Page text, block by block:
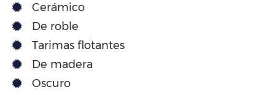
Cerámico
De roble
Tarimas flotantes
De madera
Oscuro